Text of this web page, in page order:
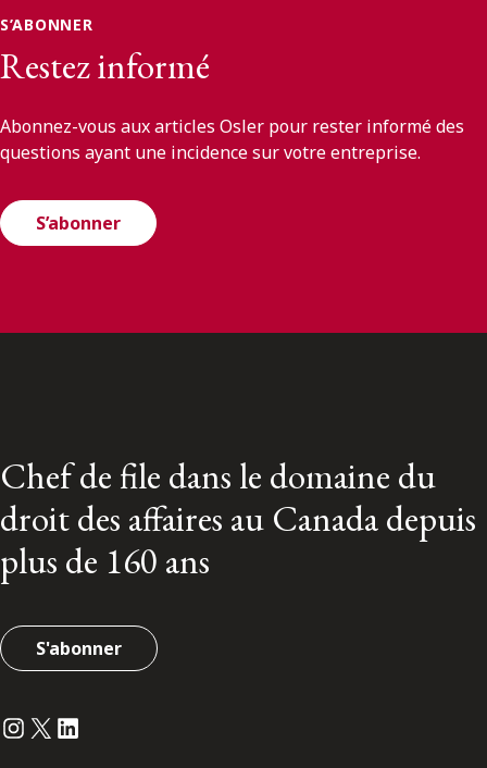
S’ABONNER
Restez informé
Abonnez-vous aux articles Osler pour rester informé des
questions ayant une incidence sur votre entreprise.
S’abonner
Chef de file dans le domaine du
droit des affaires au Canada depuis
plus de 160 ans
S'abonner
Instagram
Twitter
LinkedIn